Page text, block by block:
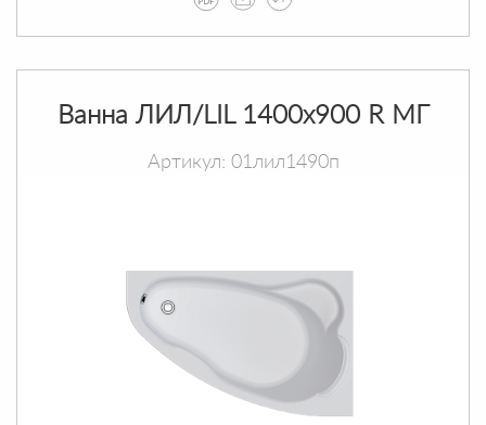
Ванна ЛИЛ/LIL 1400х900 R МГ
Артикул: 01лил1490п